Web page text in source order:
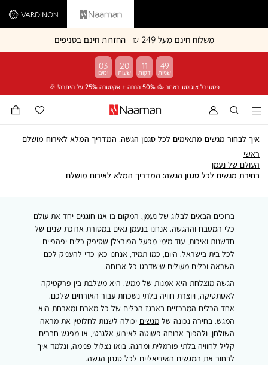
Vardinon Naaman
משלוח חינם מעל 249 ₪ | החזרות חינם בסניפים
פסטיבל אוגוסט באתר 🥳 50% הנחה + אקסטרה 25% על היתרה! 🎉
03 20 11 49
איך לבחור מגשים מתאימים לכל סגנון הגשה: המדריך המלא לאירוח מושלם
ראשי
העולם של נעמן
של
בחירת מגשים לכל סגנון הגשה: המדריך המלא לאירוח מושלם
הגשה:
המדריך
המלא
לאירוח
מושלם
ברוכים הבאים לבלוג של נעמן, המקום בו אנו חוגגים יחד את עולם
כלי המטבח וההגשה. אנחנו בנעמן גאים במסורת ארוכת שנים של
חדשנות ואיכות, עוד מימי מפעל הפורצלן שסיפק כלים יפהפיים
לכל בית בישראל. היום, כמו תמיד, אנחנו כאן כדי להעניק לכם
השראה וכלים מעולים שישדרגו כל ארוחה.
הגשה מוצלחת היא אמנות של ממש. היא משלבת בין פרקטיקה
לאסתטיקה, ויוצרת חוויה בלתי נשכחת עבור האורחים שלכם.
אחד הכלים המרכזיים בארגז הכלים של כל מארח ומארחת הוא
המגש. בחירה נכונה של מגשים יכולה לשנות לחלוטין את מראה
השולחן, ולהפוך ארוחה פשוטה לאירוע אלגנטי, או מפגש חברים
קליל לחוויה בלתי פורמלית ומהנה. בואו נצלול פנימה, ונלמד איך
לבחור את המגשים האידיאליים לכל סגנון הגשה.